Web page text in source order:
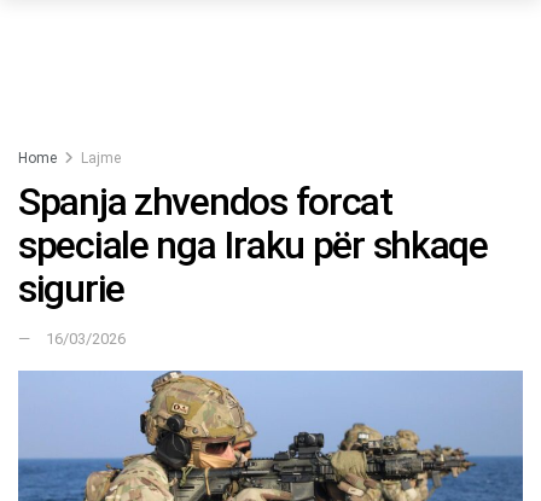
Home Lajme
Spanja zhvendos forcat
speciale nga Iraku për shkaqe
sigurie
16/03/2026